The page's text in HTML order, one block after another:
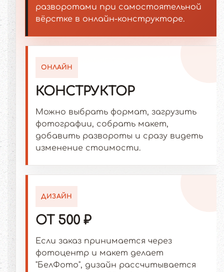
разворотами при самостоятельной
вёрстке в онлайн-конструкторе.
ОНЛАЙН
КОНСТРУКТОР
Можно выбрать формат, загрузить
фотографии, собрать макет,
добавить развороты и сразу видеть
изменение стоимости.
ДИЗАЙН
ОТ 500 ₽
Если заказ принимается через
фотоцентр и макет делает
"БелФото", дизайн рассчитывается